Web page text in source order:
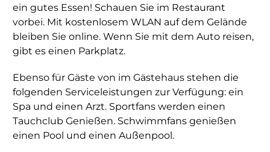
ein gutes Essen! Schauen Sie im Restaurant
vorbei. Mit kostenlosem WLAN auf dem Gelände
bleiben Sie online. Wenn Sie mit dem Auto reisen,
gibt es einen Parkplatz.
Ebenso für Gäste von im Gästehaus stehen die
folgenden Serviceleistungen zur Verfügung: ein
Spa und einen Arzt. Sportfans werden einen
Tauchclub Genießen. Schwimmfans genießen
einen Pool und einen Außenpool.